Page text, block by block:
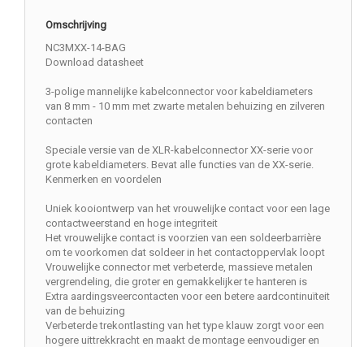
Omschrijving
NC3MXX-14-BAG
Download datasheet
3-polige mannelijke kabelconnector voor kabeldiameters
van 8 mm - 10 mm met zwarte metalen behuizing en zilveren
contacten
Speciale versie van de XLR-kabelconnector XX-serie voor
grote kabeldiameters. Bevat alle functies van de XX-serie.
Kenmerken en voordelen
Uniek kooiontwerp van het vrouwelijke contact voor een lage
contactweerstand en hoge integriteit
Het vrouwelijke contact is voorzien van een soldeerbarrière
om te voorkomen dat soldeer in het contactoppervlak loopt
Vrouwelijke connector met verbeterde, massieve metalen
vergrendeling, die groter en gemakkelijker te hanteren is
Extra aardingsveercontacten voor een betere aardcontinuïteit
van de behuizing
Verbeterde trekontlasting van het type klauw zorgt voor een
hogere uittrekkracht en maakt de montage eenvoudiger en